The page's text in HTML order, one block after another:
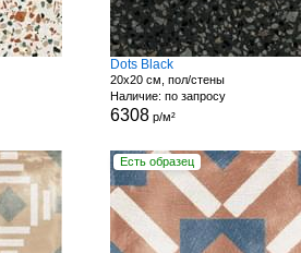
Dots Black
20x20 см, пол/стены
Наличие: по запросу
6308р/м²
Есть образец